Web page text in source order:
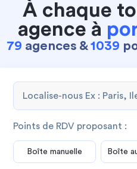
À chaque
agence à
79 agences &1039
Points de RDV proposant :
Boîte manuelle Boîte